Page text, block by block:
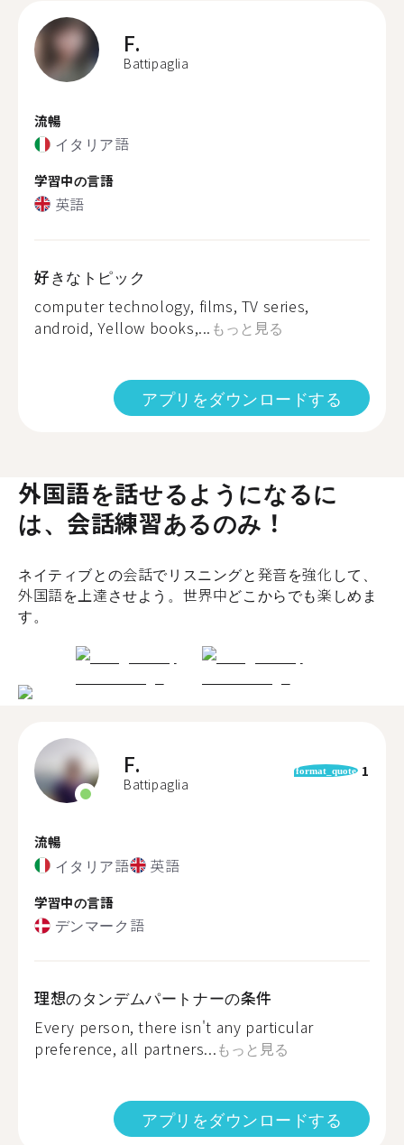
F.
Battipaglia
流暢
イタリア語
学習中の言語
英語
好きなトピック
computer technology, films, TV series,
android, Yellow books,... もっと見る
アプリをダウンロードする
外国語を話せるようになるに
は、会話練習あるのみ！
ネイティブとの会話でリスニングと発音を強化して、
外国語を上達させよう。世界中どこからでも楽しめま
す。
F.
Battipaglia
format_quote 1
流暢
イタリア語 英語
学習中の言語
デンマーク語
理想のタンデムパートナーの条件
Every person, there isn't any particular
preference, all partners...もっと見る
アプリをダウンロードする